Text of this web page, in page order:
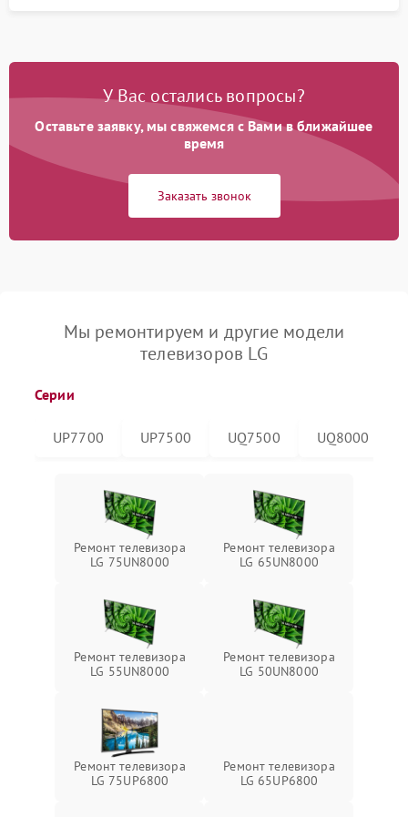
У Вас остались вопросы?
Оставьте заявку, мы свяжемся с Вами в ближайшее
время
Заказать звонок
Мы ремонтируем и другие модели
телевизоров LG
Серии
UP7700 UP7500 UQ7500 UQ8000
Ремонт телевизора
LG 75UN8000
Ремонт телевизора
LG 65UN8000
Ремонт телевизора
LG 55UN8000
Ремонт телевизора
LG 50UN8000
Ремонт телевизора
LG 75UP6800
Ремонт телевизора
LG 65UP6800